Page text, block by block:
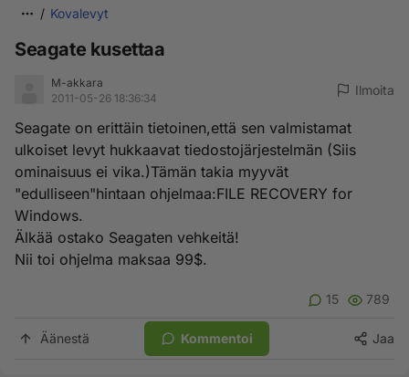
Kovalevyt
Seagate kusettaa
M-akkara
2011-05-26 18:36:34
Ilmoita
Seagate on erittäin tietoinen,että sen valmistamat
ulkoiset levyt hukkaavat tiedostojärjestelmän (Siis
ominaisuus ei vika.)Tämän takia myyvät
"edulliseen"hintaan ohjelmaa:FILE RECOVERY for
Windows.
Älkää ostako Seagaten vehkeitä!
Nii toi ohjelma maksaa 99$.
15 789
Äänestä Kommentoi Jaa